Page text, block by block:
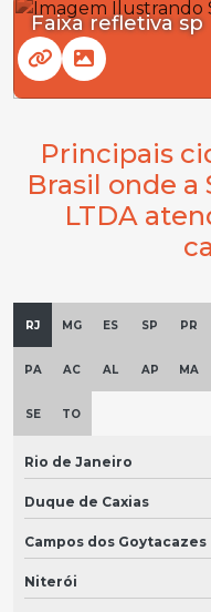
Faixa refletiva sp
Principais
Brasil onde a
LTDA
RJ MG ES SP PR
PA AC AL AP MA
SE TO
Rio de Janeiro
Duque de Caxias
Campos dos Goytacazes
Niterói